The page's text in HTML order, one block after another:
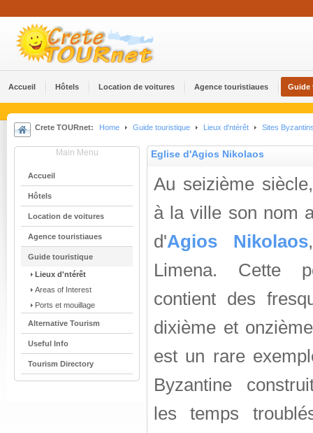
Accueil Hôtels Location de voitures Agence touristiaues Guide
Crete TOURnet: Home Guide touristique Lieux d'ntérêt Sites
Main Menu
Accueil
Hôtels
Location de voitures
Agence touristiaues
Guide touristique
Lieux d'ntérêt
Areas of Interest
Ports et mouillage
Alternative Tourism
Useful Info
Tourism Directory
Eglise d'Agios Nikolaos
Au seizième
à la ville son nom
d'Agios Nikolaos
Limena. Cette
contient des
dixième et
est un rare
Byzantine
les temps